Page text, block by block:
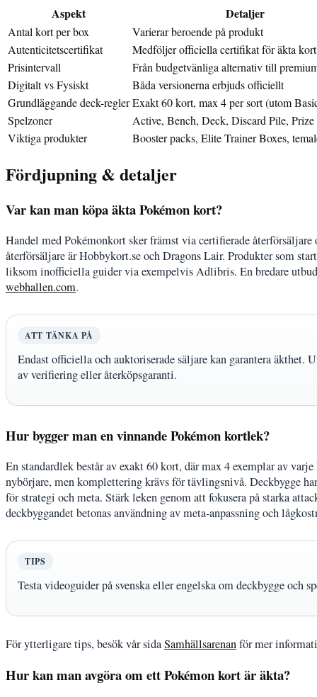
Aspekt Detaljer
Antal kort per box
Varierar beroende på produkt
Autenticitetscertifikat
Medföljer officiella certifikat för äkta kort
Prisintervall
Från budgetvänliga alternativ till
Digitalt vs Fysiskt
Båda versionerna erbjuds officiellt
Grundläggande deck-reglerExakt 60 kort, max 4 per sort (utom
Spelzoner
Active, Bench, Deck, Discard Pile, Prize
Viktiga produkter
Booster packs, Elite Trainer Boxes,
Fördjupning & detaljer
Var kan man köpa äkta Pokémon kort?
Handel med Pokémonkort sker främst via certifierade
återförsäljare är Hobbykort.se och Dragons Lair. Produkter som
liksom inofficiella guider via exempelvis Adlibris. En bredare
webhallen.com.
ATT TÄNKA PÅ
Endast officiella och auktoriserade säljare kan garantera
av verifiering eller återköpsgaranti.
Hur bygger man en vinnande Pokémon kortlek?
En standardlek består av exakt 60 kort, där max 4 exemplar av
nybörjare, men komplettering krävs för tävlingsnivå. Deckbygge
för strategi och meta. Stärk leken genom att fokusera på starka
deckbyggandet betonas användning av meta-anpassning och
TIPS
Testa videoguider på svenska eller engelska om deckbygge och
För ytterligare tips, besök vår sidaSamhällsarenanför mer
Hur kan man avgöra om ett Pokémon kort är äkta?